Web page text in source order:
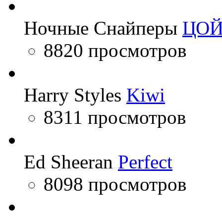
Ночные Снайперы
8820 просмотров
Harry Styles Kiwi
8311 просмотров
Ed Sheeran Perfect
8098 просмотров